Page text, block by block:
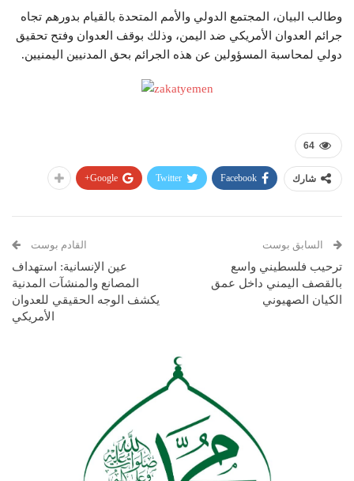
وطالب البيان، المجتمع الدولي والأمم المتحدة بالقيام بدورهم تجاه
جرائم العدوان الأمريكي ضد اليمن، وذلك بوقف العدوان وفتح تحقيق
دولي لمحاسبة المسؤولين عن هذه الجرائم بحق المدنيين اليمنيين.
64
شارك Facebook
Twitter
Google+
السابق بوست
ترحيب فلسطيني واسع
بالقصف اليمني داخل عمق
الكيان الصهيوني
القادم بوست
عين الإنسانية: استهداف
المصانع والمنشآت المدنية
يكشف الوجه الحقيقي للعدوان
الأمريكي